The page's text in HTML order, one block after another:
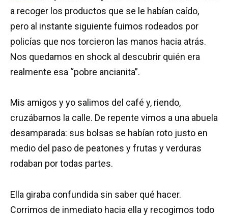
a recoger los productos que se le habían caído,
pero al instante siguiente fuimos rodeados por
policías que nos torcieron las manos hacia atrás.
Nos quedamos en shock al descubrir quién era
realmente esa “pobre ancianita”.
Mis amigos y yo salimos del café y, riendo,
cruzábamos la calle. De repente vimos a una abuela
desamparada: sus bolsas se habían roto justo en
medio del paso de peatones y frutas y verduras
rodaban por todas partes.
Ella giraba confundida sin saber qué hacer.
Corrimos de inmediato hacia ella y recogimos todo